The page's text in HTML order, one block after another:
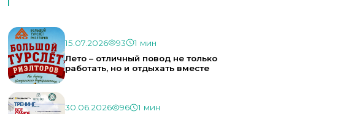
15.07.2026 93
1 мин
Лето – отличный повод не только
работать, но и отдыхать вместе
30.06.2026 96
1 мин